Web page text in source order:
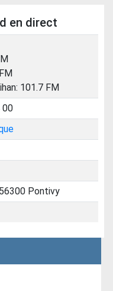
en direct
101.7 FM
00
Pontivy